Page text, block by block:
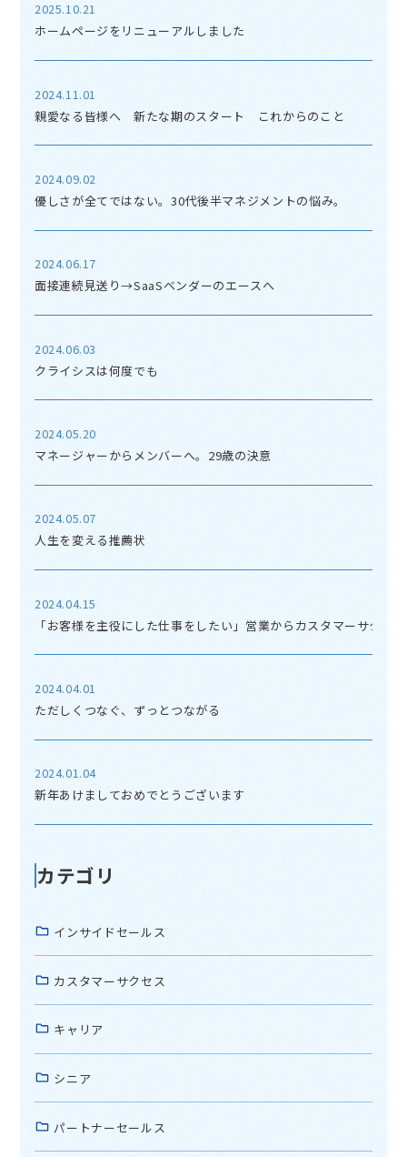
2025.10.21
ホームページをリニューアルしました
2024.11.01
親愛なる皆様へ 新たな期のスタート これからのこと
2024.09.02
優しさが全てではない。30代後半マネジメントの悩み。
2024.06.17
面接連続見送り→SaaSベンダーのエースへ
2024.06.03
クライシスは何度でも
2024.05.20
マネージャーからメンバーへ。29歳の決意
2024.05.07
人生を変える推薦状
2024.04.15
「お客様を主役にした仕事をしたい」営業からカスタマーサクセ
2024.04.01
ただしくつなぐ、ずっとつながる
2024.01.04
新年あけましておめでとうございます
カテゴリ
インサイドセールス
カスタマーサクセス
キャリア
シニア
パートナーセールス